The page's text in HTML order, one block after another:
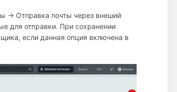
→ Отправка почты через внеший
для отправки. При сохранении
если данная опция включена в